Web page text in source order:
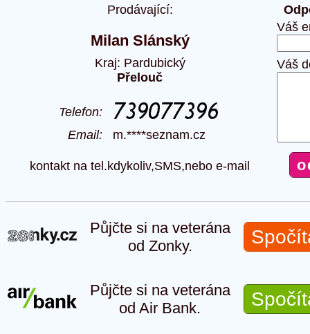
Prodávající:
Milan Slánský
Kraj: Pardubický
Přelouč
Telefon:
Email: m.****seznam.cz
kontakt na tel.kdykoliv,SMS,nebo e-mail
Váš
Váš
Půjčte si na veterána
od Zonky.
Půjčte si na veterána
od Air Bank.